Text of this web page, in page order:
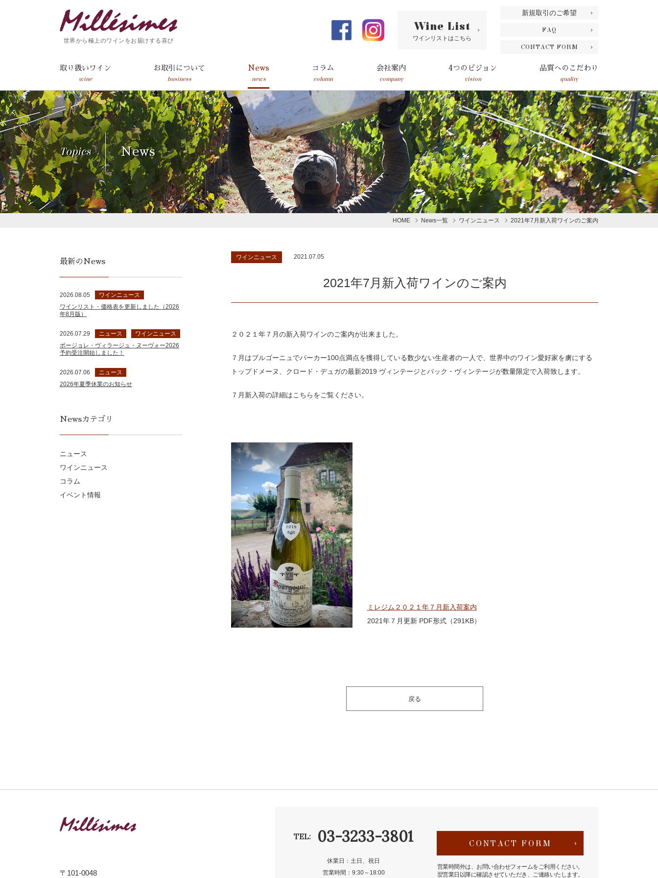
世界から極上のワインをお届けする喜び
Wine List
ワインリストはこちら
新規取引のご希望
FAQ
CONTACT FORM
取り扱いワイン
wine
お取引について
business
News
news
コラム
column
会社案内
company
4つのビジョン
vision
品質へのこだわり
quality
Topics News
HOME News一覧 ワインニュース 2021年7月新入荷ワインのご案内
ワインニュース 2021.07.05
2021年7月新入荷ワインのご案内
２０２１年７月の新入荷ワインのご案内が出来ました。
７月はブルゴーニュでパーカー100点満点を獲得している数少ない生産者の一人で、世界中のワイン愛好家を虜にする
トップドメーヌ、クロード・デュガの最新2019 ヴィンテージとバック・ヴィンテージが数量限定で入荷致します。
７月新入荷の詳細はこちらをご覧ください。
ミレジム２０２１年７月新入荷案内
2021年７月更新 PDF形式（291KB）
戻る
最新のNews
2026.08.05
ワインニュース
ワインリスト・価格表を更新しました（2026
年8月版）
2026.07.29 ニュース
ワインニュース
ボージョレ・ヴィラージュ・ヌーヴォー2026
予約受注開始しました！
2026.07.06
ニュース
2026年夏季休業のお知らせ
Newsカテゴリ
ニュース
ワインニュース
コラム
イベント情報
TEL: 03-3233-3801
休業日：土日、祝日
営業時間：9:30～18:00
CONTACT FORM
営業時間外は、お問い合わせフォームをご利用ください。
翌営業日以降に確認させていただき、ご連絡いたします。
〒101-0048